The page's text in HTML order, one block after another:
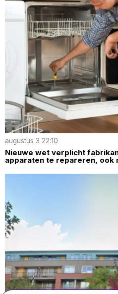
augustus 3 22:10
Nieuwe wet verplicht
apparaten te repareren, ook